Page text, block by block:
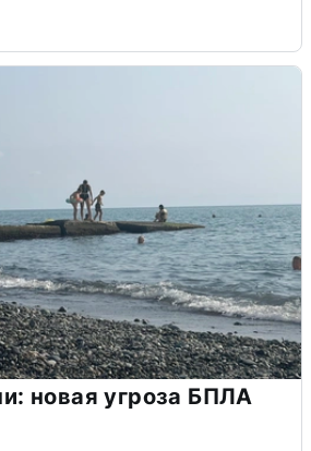
новая угроза БПЛА